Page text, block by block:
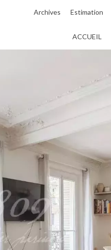
Archives Estimation
ACCUEIL